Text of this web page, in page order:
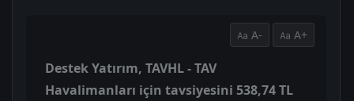
A- A+
Destek Yatırım, TAVHL - TAV
Havalimanları için tavsiyesini 538,74 TL